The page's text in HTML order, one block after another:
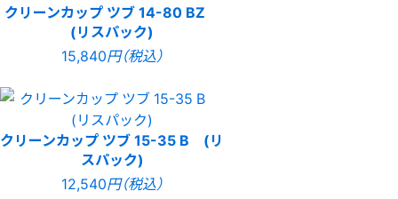
クリーンカップ ツブ 14-80 BZ
(リスパック)
15,840円（税込）
クリーンカップ ツブ 15-35 B (リ
スパック)
12,540円（税込）